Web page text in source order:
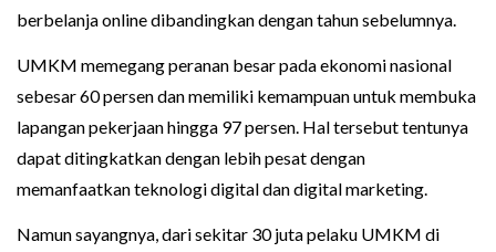
berbelanja online dibandingkan dengan tahun sebelumnya.
UMKM memegang peranan besar pada ekonomi nasional
sebesar 60 persen dan memiliki kemampuan untuk membuka
lapangan pekerjaan hingga 97 persen. Hal tersebut tentunya
dapat ditingkatkan dengan lebih pesat dengan
memanfaatkan teknologi digital dan digital marketing.
Namun sayangnya, dari sekitar 30 juta pelaku UMKM di